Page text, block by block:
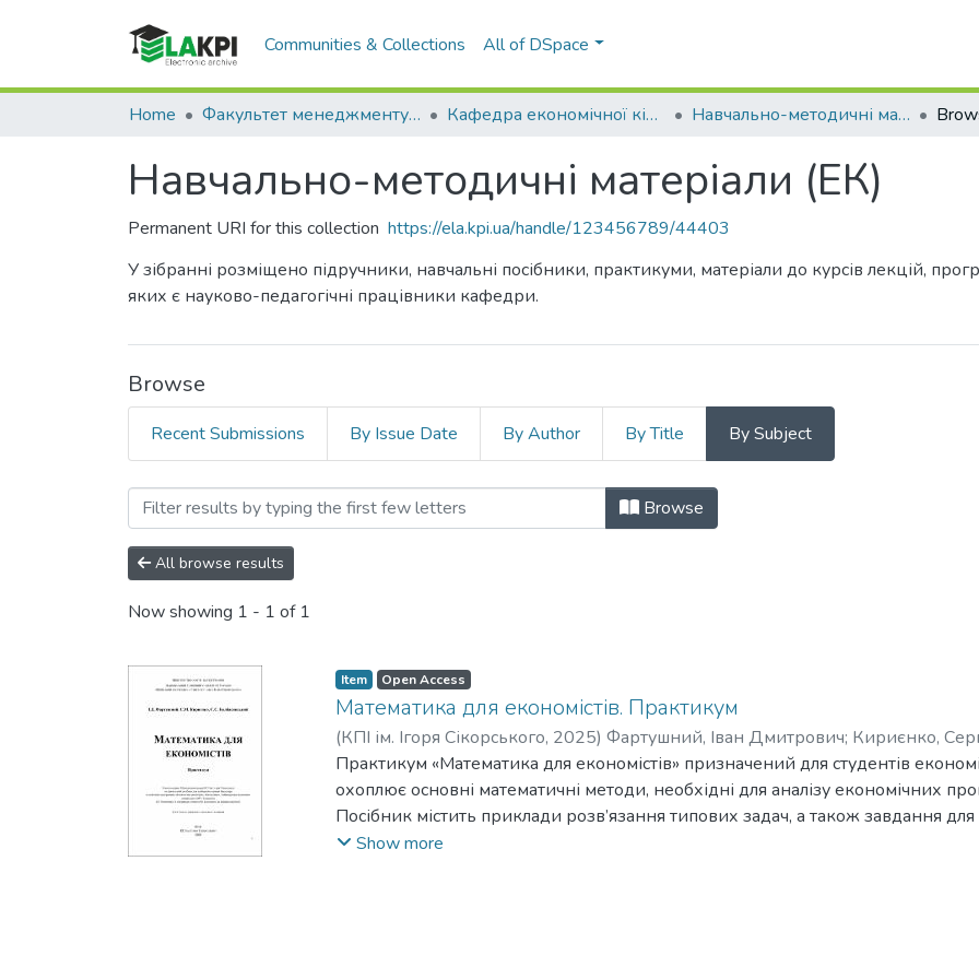
Communities & Collections All of DSpace
Home Факультет менеджменту та маркетингу (ФММ) Кафедра економічної кібернетики (ЕК) Навчально-методичні матеріали (ЕК)
Навчально-методичні матеріали (ЕК)
Permanent URI for this collection https://ela.kpi.ua/handle/123456789/44403
У зібранні розміщено підручники, навчальні посібники, практикуми, матеріали до курсів лекцій,
яких є науково-педагогічні працівники кафедри.
Browse
Recent Submissions By Issue Date By Author By Title By Subject
Browsing Навчально-методичні матеріали (ЕК) by Subject
Browse
All browse results
Now showing 1 - 1 of 1
Item Open Access
Математика для економістів. Практикум
(КПІ ім. Ігоря Сікорського, 2025) Фартушний, Іван Дмитрович; Кириєнко,
Колбасинський, Сергій Станіславович
Практикум «Математика для економістів» призначений для студентів
охоплює основні математичні методи, необхідні для аналізу економічних
Посібник містить приклади розв’язання типових задач, а також завдання для
увага приділяється таким розділам: лінійна алгебра, математичний аналіз,
Show more